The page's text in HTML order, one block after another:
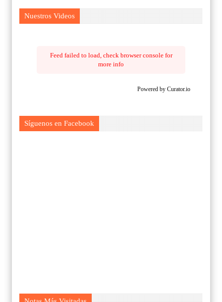
Nuestros Videos
Feed failed to load, check browser console for
more info
Powered by Curator.io
Síguenos en Facebook